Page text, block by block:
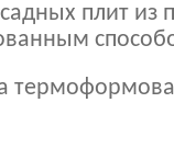
плит из